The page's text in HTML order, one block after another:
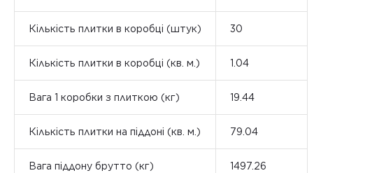
Кількість плитки в коробці (штук) 30
Кількість плитки в коробці (кв. м.) 1.04
Вага 1 коробки з плиткою (кг) 19.44
Кількість плитки на піддоні (кв. м.) 79.04
Вага піддону брутто (кг) 1497.26